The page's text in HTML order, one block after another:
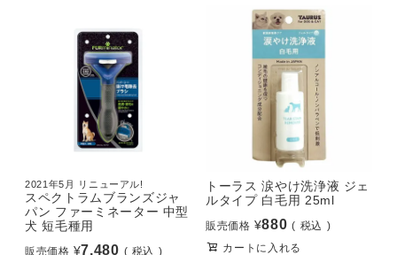
2021年5月 リニューアル!
スペクトラムブランズジャ
パン ファーミネーター 中型
犬 短毛種用
販売価格 ¥7,480
税込
トーラス 涙やけ洗浄液 ジェ
ルタイプ 白毛用 25ml
販売価格 ¥880
税込
カートに入れる